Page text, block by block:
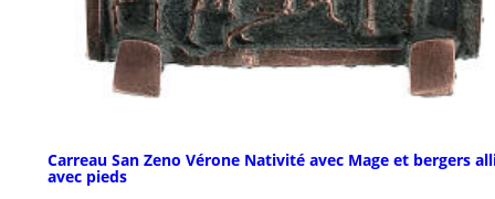
Carreau San Zeno Vérone Nativité avec Mage et bergers
avec pieds